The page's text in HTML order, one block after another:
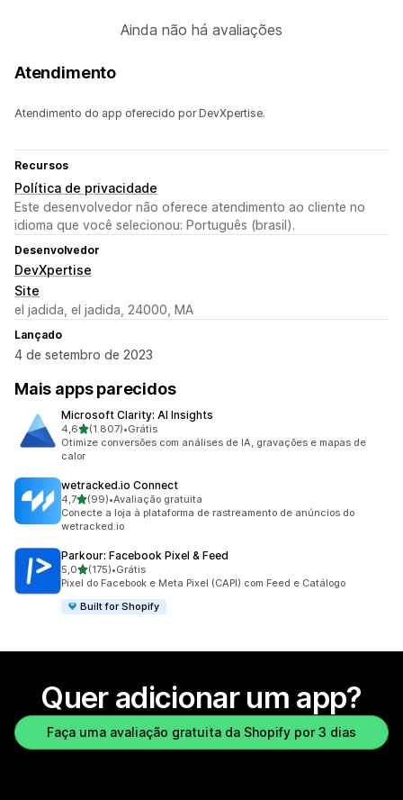
Ainda não há avaliações
Atendimento
Atendimento do app oferecido por DevXpertise.
Recursos
Política de privacidade
Este desenvolvedor não oferece atendimento ao cliente no
idioma que você selecionou: Português (brasil).
Desenvolvedor
DevXpertise
Site
el jadida, el jadida, 24000, MA
Lançado
4 de setembro de 2023
Mais apps parecidos
Microsoft Clarity: AI Insights
4,6de 5 estrelas
(1.807)
1807 avaliações ao todo
•Grátis
Otimize conversões com análises de IA, gravações e mapas de
calor
wetracked.io Connect
4,7de 5 estrelas
(99)
99 avaliações ao todo
•Avaliação gratuita
Conecte a loja à plataforma de rastreamento de anúncios do
wetracked.io
Parkour: Facebook Pixel & Feed
5,0de 5 estrelas
(175)
175 avaliações ao todo
•Grátis
Pixel do Facebook e Meta Pixel (CAPI) com Feed e Catálogo
Built for Shopify
Quer adicionar um app?
Faça uma avaliação gratuita da Shopify por 3 dias